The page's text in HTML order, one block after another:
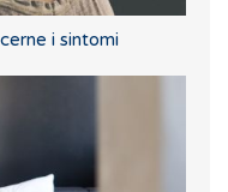
i sintomi